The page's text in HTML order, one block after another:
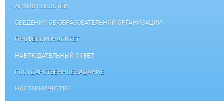
АРХИВ НОВОСТЕЙ
СВЕДЕНИЯ ОБ ОБРАЗОВАТЕЛЬНОЙ ОРГАНИЗАЦИИ
ПРОФЕССИОНАЛИТЕТ
НАБЛЮДАТЕЛЬНЫЙ СОВЕТ
ГОСУДАРСТВЕННОЕ ЗАДАНИЕ
НАСТАВНИЧЕСТВО